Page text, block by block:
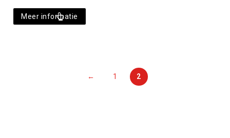
Meer informatie
← 1 2